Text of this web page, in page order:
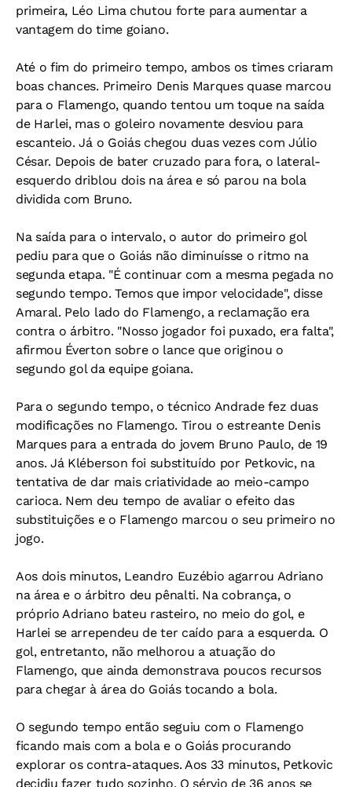
primeira, Léo Lima chutou forte para aumentar a
vantagem do time goiano.
Até o fim do primeiro tempo, ambos os times criaram
boas chances. Primeiro Denis Marques quase marcou
para o Flamengo, quando tentou um toque na saída
de Harlei, mas o goleiro novamente desviou para
escanteio. Já o Goiás chegou duas vezes com Júlio
César. Depois de bater cruzado para fora, o lateral-
esquerdo driblou dois na área e só parou na bola
dividida com Bruno.
Na saída para o intervalo, o autor do primeiro gol
pediu para que o Goiás não diminuísse o ritmo na
segunda etapa. "É continuar com a mesma pegada no
segundo tempo. Temos que impor velocidade", disse
Amaral. Pelo lado do Flamengo, a reclamação era
contra o árbitro. "Nosso jogador foi puxado, era falta",
afirmou Éverton sobre o lance que originou o
segundo gol da equipe goiana.
Para o segundo tempo, o técnico Andrade fez duas
modificações no Flamengo. Tirou o estreante Denis
Marques para a entrada do jovem Bruno Paulo, de 19
anos. Já Kléberson foi substituído por Petkovic, na
tentativa de dar mais criatividade ao meio-campo
carioca. Nem deu tempo de avaliar o efeito das
substituições e o Flamengo marcou o seu primeiro no
jogo.
Aos dois minutos, Leandro Euzébio agarrou Adriano
na área e o árbitro deu pênalti. Na cobrança, o
próprio Adriano bateu rasteiro, no meio do gol, e
Harlei se arrependeu de ter caído para a esquerda. O
gol, entretanto, não melhorou a atuação do
Flamengo, que ainda demonstrava poucos recursos
para chegar à área do Goiás tocando a bola.
O segundo tempo então seguiu com o Flamengo
ficando mais com a bola e o Goiás procurando
explorar os contra-ataques. Aos 33 minutos, Petkovic
decidiu fazer tudo sozinho. O sérvio de 36 anos se